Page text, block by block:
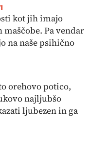
kot jih imajo
Pa vendar
na naše psihično
orehovo potico,
najljubšo
ljubezen in ga